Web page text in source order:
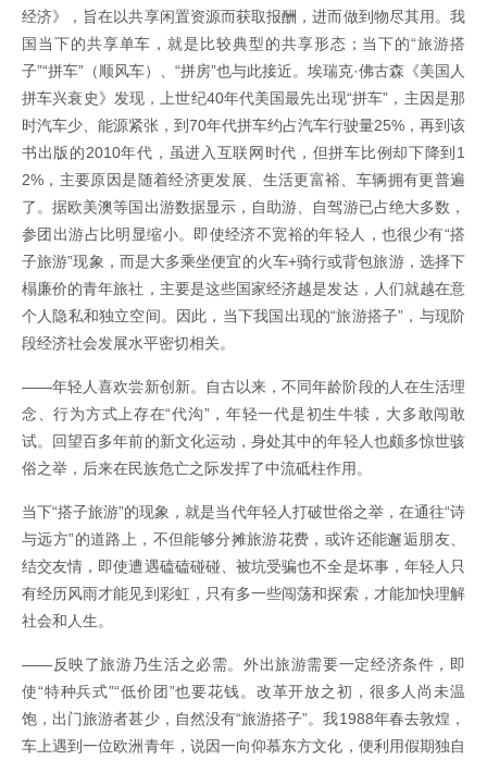
经济》，旨在以共享闲置资源而获取报酬，进而做到物尽其用。我
国当下的共享单车，就是比较典型的共享形态；当下的“旅游搭
子”“拼车”（顺风车）、“拼房”也与此接近。埃瑞克·佛古森《美国人
拼车兴衰史》发现，上世纪40年代美国最先出现“拼车”，主因是那
时汽车少、能源紧张，到70年代拼车约占汽车行驶量25%，再到该
书出版的2010年代，虽进入互联网时代，但拼车比例却下降到1
2%，主要原因是随着经济更发展、生活更富裕、车辆拥有更普遍
了。据欧美澳等国出游数据显示，自助游、自驾游已占绝大多数，
参团出游占比明显缩小。即使经济不宽裕的年轻人，也很少有“搭
子旅游”现象，而是大多乘坐便宜的火车+骑行或背包旅游，选择下
榻廉价的青年旅社，主要是这些国家经济越是发达，人们就越在意
个人隐私和独立空间。因此，当下我国出现的“旅游搭子”，与现阶
段经济社会发展水平密切相关。
——年轻人喜欢尝新创新。自古以来，不同年龄阶段的人在生活理
念、行为方式上存在“代沟”，年轻一代是初生牛犊，大多敢闯敢
试。回望百多年前的新文化运动，身处其中的年轻人也颇多惊世骇
俗之举，后来在民族危亡之际发挥了中流砥柱作用。
当下“搭子旅游”的现象，就是当代年轻人打破世俗之举，在通往“诗
与远方”的道路上，不但能够分摊旅游花费，或许还能邂逅朋友、
结交友情，即使遭遇磕磕碰碰、被坑受骗也不全是坏事，年轻人只
有经历风雨才能见到彩虹，只有多一些闯荡和探索，才能加快理解
社会和人生。
——反映了旅游乃生活之必需。外出旅游需要一定经济条件，即
使“特种兵式”“低价团”也要花钱。改革开放之初，很多人尚未温
饱，出门旅游者甚少，自然没有“旅游搭子”。我1988年春去敦煌，
车上遇到一位欧洲青年，说因一向仰慕东方文化，便利用假期独自